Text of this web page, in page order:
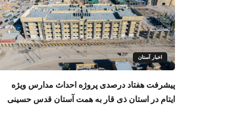
اخبار آستان
پیشرفت هفتاد درصدی پروژه احداث مدارس ویژه
ایتام در استان ذی ‌قار به همت آستان قدس حسینی